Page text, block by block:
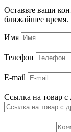
Оставьте ваши
ближайшее время.
Имя
Телефон
E-mail
Ссылка на товар с